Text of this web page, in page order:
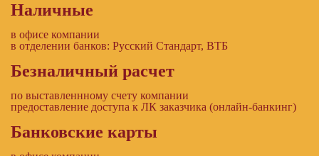
Наличные
в офисе компании
в отделении банков: Русский Стандарт, ВТБ
Безналичный расчет
по выставленнному счету компании
предоставление доступа к ЛК заказчика (онлайн-банкинг)
Банковские карты